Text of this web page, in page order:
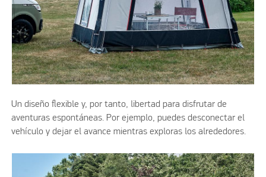
Un diseño flexible y, por tanto, libertad para disfrutar de
aventuras espontáneas. Por ejemplo, puedes desconectar el
vehículo y dejar el avance mientras exploras los alrededores.